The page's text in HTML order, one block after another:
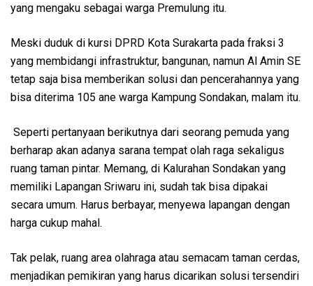
yang mengaku sebagai warga Premulung itu.
Meski duduk di kursi DPRD Kota Surakarta pada fraksi 3
yang membidangi infrastruktur, bangunan, namun Al Amin SE
tetap saja bisa memberikan solusi dan pencerahannya yang
bisa diterima 105 ane warga Kampung Sondakan, malam itu.
Seperti pertanyaan berikutnya dari seorang pemuda yang
berharap akan adanya sarana tempat olah raga sekaligus
ruang taman pintar. Memang, di Kalurahan Sondakan yang
memiliki Lapangan Sriwaru ini, sudah tak bisa dipakai
secara umum. Harus berbayar, menyewa lapangan dengan
harga cukup mahal.
Tak pelak, ruang area olahraga atau semacam taman cerdas,
menjadikan pemikiran yang harus dicarikan solusi tersendiri